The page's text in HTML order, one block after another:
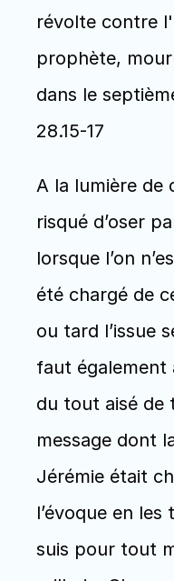
révolte contre
prophète,
dans le
28.15-17
A la lumière de
risqué d’oser
lorsque l’on
été chargé de
ou tard l’issue
faut également
du tout aisé de
message dont
Jérémie était
l’évoque en
suis pour tout